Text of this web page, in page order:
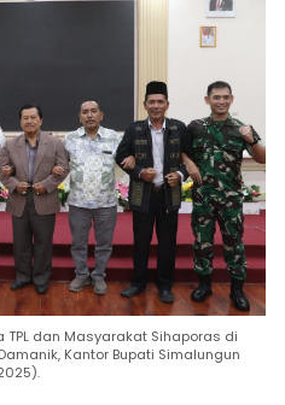
dan Masyarakat Sihaporas di
Kantor Bupati Simalungun